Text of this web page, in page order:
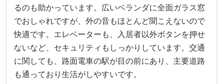
るのも助かっています。広いベランダに全面ガラス窓
でおしゃれですが、外の音もほとんど聞こえないので
快適です。エレベーターも、入居者以外ボタンを押せ
ないなど、セキュリティもしっかりしています。交通
に関しても、路面電車の駅が目の前にあり、主要道路
も通っており生活がしやすいです。